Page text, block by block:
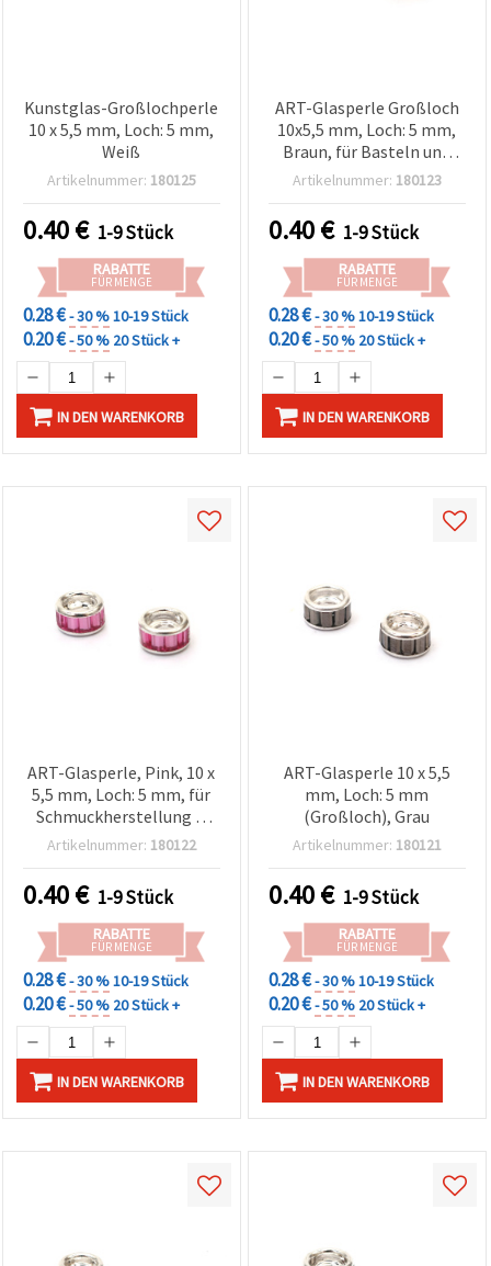
Kunstglas-Großlochperle
10 x 5,5 mm, Loch: 5 mm,
Weiß
Artikelnummer: 180125
0.40€ 1-9 Stück
RABATTE
FÜR MENGE
0.28 €- 30 %10-19 Stück
0.20 €- 50 % 20 Stück +
IN DEN WARENKORB
ART-Glasperle Großloch
10x5,5 mm, Loch: 5 mm,
Braun, für Basteln und
Schmuckherstellung
Artikelnummer: 180123
0.40€ 1-9 Stück
RABATTE
FÜR MENGE
0.28 €- 30 %10-19 Stück
0.20 €- 50 % 20 Stück +
IN DEN WARENKORB
ART-Glasperle, Pink, 10 x
5,5 mm, Loch: 5 mm, für
Schmuckherstellung &
Basteln
Artikelnummer: 180122
0.40€ 1-9 Stück
RABATTE
FÜR MENGE
0.28 €- 30 %10-19 Stück
0.20 €- 50 % 20 Stück +
IN DEN WARENKORB
ART-Glasperle 10 x 5,5
mm, Loch: 5 mm
(Großloch), Grau
Artikelnummer: 180121
0.40€ 1-9 Stück
RABATTE
FÜR MENGE
0.28 €- 30 %10-19 Stück
0.20 €- 50 % 20 Stück +
IN DEN WARENKORB